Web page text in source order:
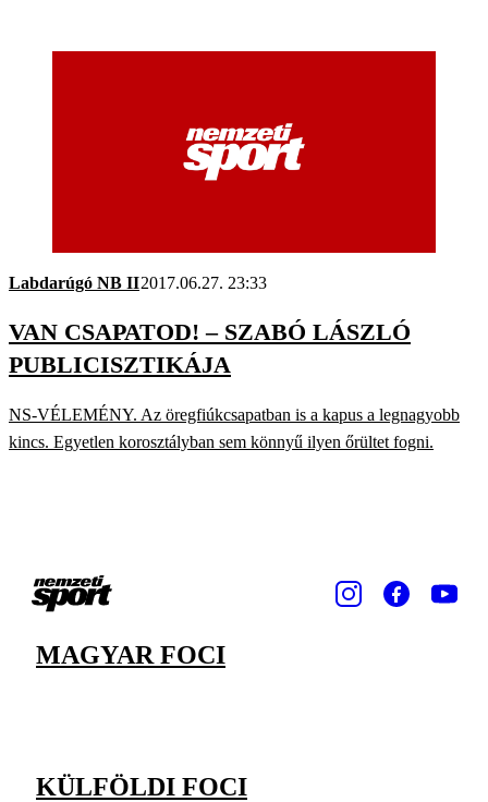
Labdarúgó NB II2017.06.27. 23:33
VAN CSAPATOD! – SZABÓ LÁSZLÓ
PUBLICISZTIKÁJA
NS-VÉLEMÉNY. Az öregfiúkcsapatban is a kapus a legnagyobb
kincs. Egyetlen korosztályban sem könnyű ilyen őrültet fogni.
MAGYAR FOCI
KÜLFÖLDI FOCI